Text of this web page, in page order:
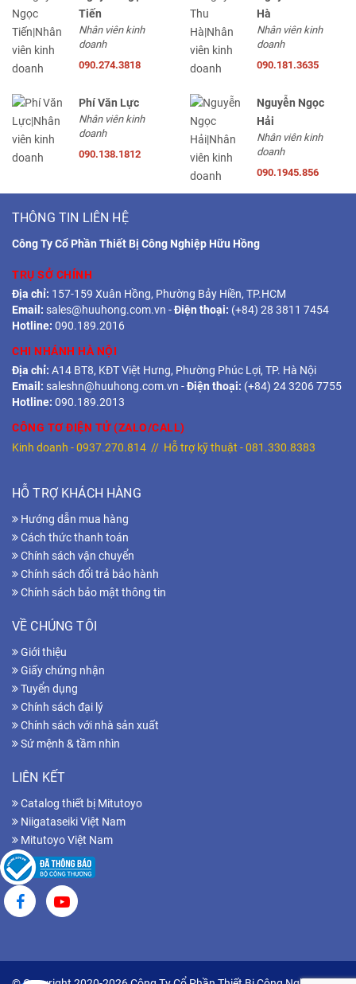
Tiến
Nhân viên kinh
doanh
090.274.3818
Hà
Nhân viên kinh
doanh
090.181.3635
Phí Văn Lực
Nhân viên kinh
doanh
090.138.1812
Nguyễn Ngọc
Hải
Nhân viên kinh
doanh
090.1945.856
THÔNG TIN LIÊN HỆ
Công Ty Cổ Phần Thiết Bị Công Nghiệp Hữu Hồng
TRỤ SỞ CHÍNH
Địa chỉ: 157-159 Xuân Hồng, Phường Bảy Hiền, TP.HCM
Email: sales@huuhong.com.vn -Điện thoại: (+84) 28 3811 7454
Hotline: 090.189.2016
CHI NHÁNH HÀ NỘI
Địa chỉ: A14 BT8, KĐT Việt Hưng, Phường Phúc Lợi, TP. Hà Nội
Email: saleshn@huuhong.com.vn -Điện thoại: (+84) 24 3206 7755
Hotline: 090.189.2013
CÔNG TƠ ĐIỆN TỬ (ZALO/CALL)
Kinh doanh -0937.270.814 // Hỗ trợ kỹ thuật -081.330.8383
HỖ TRỢ KHÁCH HÀNG
Hướng dẫn mua hàng
Cách thức thanh toán
Chính sách vận chuyển
Chính sách đổi trả bảo hành
Chính sách bảo mật thông tin
VỀ CHÚNG TÔI
Giới thiệu
Giấy chứng nhận
Tuyển dụng
Chính sách đại lý
Chính sách với nhà sản xuất
Sứ mệnh & tầm nhìn
LIÊN KẾT
Catalog thiết bị Mitutoyo
Niigataseiki Việt Nam
Mitutoyo Việt Nam